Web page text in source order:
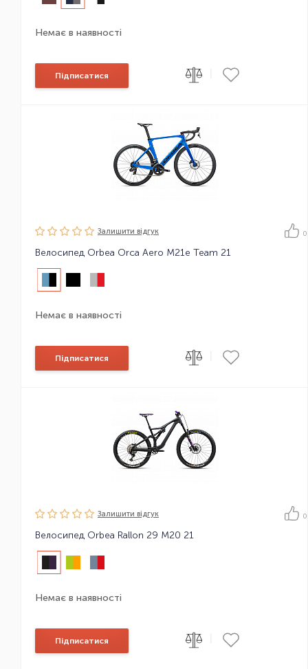
Немає в наявності
Підписатися
Залишити вiдгук 0
Велосипед Orbea Orca Aero M21e Team 21
Немає в наявності
Підписатися
Залишити вiдгук 0
Велосипед Orbea Rallon 29 M20 21
Немає в наявності
Підписатися